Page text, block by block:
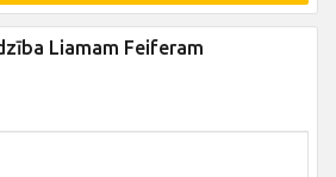
Liamam Feiferam